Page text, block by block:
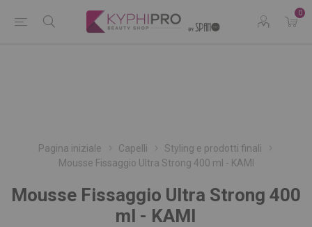
0
Pagina iniziale Capelli
Styling e prodotti finali
Mousse Fissaggio Ultra Strong 400 ml - KAMI
Mousse Fissaggio Ultra Strong 400
ml - KAMI